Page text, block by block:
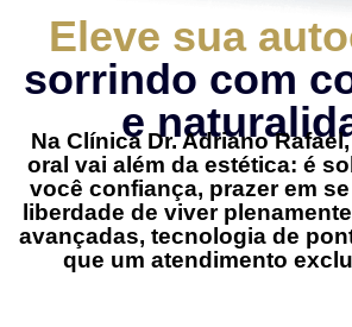
Eleve sua
sorrindo com
e
Na Clínica Dr. Adriano
oral vai além da estética: é
você confiança, prazer em
liberdade de viver
avançadas, tecnologia de
que um atendimento